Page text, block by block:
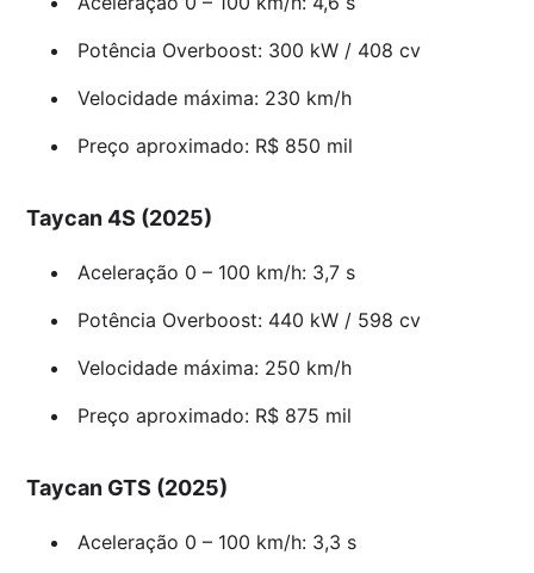
Potência Overboost: 300 kW / 408 cv
Velocidade máxima: 230 km/h
Preço aproximado: R$ 850 mil
Taycan 4S (2025)
Aceleração 0 – 100 km/h: 3,7 s
Potência Overboost: 440 kW / 598 cv
Velocidade máxima: 250 km/h
Preço aproximado: R$ 875 mil
Taycan GTS (2025)
Aceleração 0 – 100 km/h: 3,3 s